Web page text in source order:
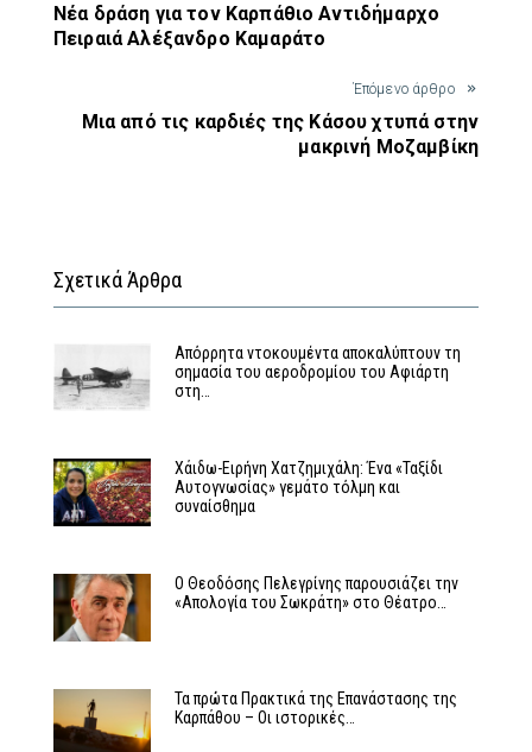
Νέα δράση για τον Καρπάθιο Αντιδήμαρχο
Πειραιά Αλέξανδρο Καμαράτο
Έπόμενο άρθρο
Μια από τις καρδιές της Κάσου χτυπά στην
μακρινή Μοζαμβίκη
Σχετικά Άρθρα
Απόρρητα ντοκουμέντα αποκαλύπτουν τη
σημασία του αεροδρομίου του Αφιάρτη
στη…
Χάιδω-Ειρήνη Χατζημιχάλη: Ένα «Ταξίδι
Αυτογνωσίας» γεμάτο τόλμη και
συναίσθημα
Ο Θεοδόσης Πελεγρίνης παρουσιάζει την
«Απολογία του Σωκράτη» στο Θέατρο…
Τα πρώτα Πρακτικά της Επανάστασης της
Καρπάθου – Οι ιστορικές…